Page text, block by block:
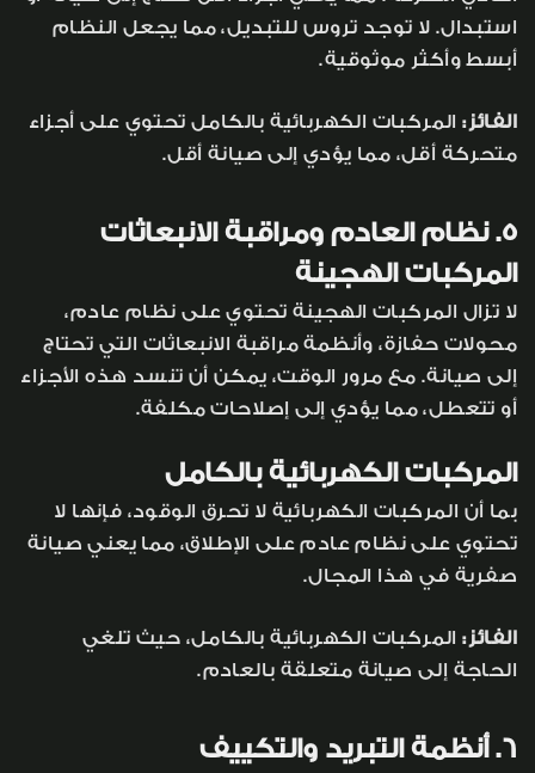
استبدال. لا توجد تروس للتبديل، مما يجعل النظام
أبسط وأكثر موثوقية.
الفائز:المركبات الكهربائية بالكامل تحتوي على أجزاء
متحركة أقل، مما يؤدي إلى صيانة أقل.
5. نظام العادم ومراقبة الانبعاثات
المركبات الهجينة
لا تزال المركبات الهجينة تحتوي على نظام عادم،
محولات حفازة، وأنظمة مراقبة الانبعاثات التي تحتاج
إلى صيانة. مع مرور الوقت، يمكن أن تنسد هذه الأجزاء
أو تتعطل، مما يؤدي إلى إصلاحات مكلفة.
المركبات الكهربائية بالكامل
بما أن المركبات الكهربائية لا تحرق الوقود، فإنها لا
تحتوي على نظام عادم على الإطلاق، مما يعني صيانة
صفرية في هذا المجال.
الفائز:المركبات الكهربائية بالكامل، حيث تلغي
الحاجة إلى صيانة متعلقة بالعادم.
6. أنظمة التبريد والتكييف